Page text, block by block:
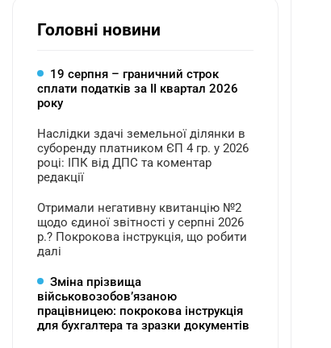
Головні новини
19 серпня – граничний строк
сплати податків за ІI квартал 2026
року
Наслідки здачі земельної ділянки в
суборенду платником ЄП 4 гр. у 2026
році: ІПК від ДПС та коментар
редакції
Отримали негативну квитанцію №2
щодо єдиної звітності у серпні 2026
р.? Покрокова інструкція, що робити
далі
Зміна прізвища
військовозобов’язаною
працівницею: покрокова інструкція
для бухгалтера та зразки документів